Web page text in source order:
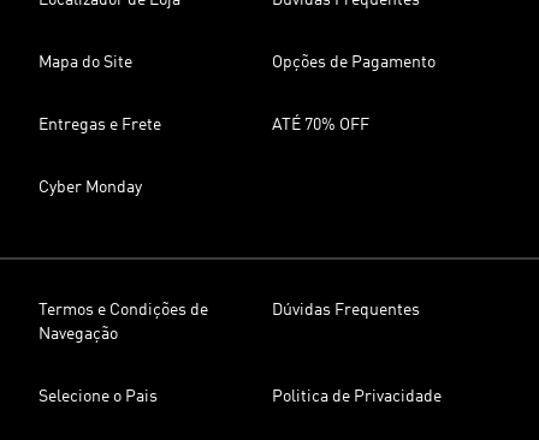
Mapa do Site Opções de Pagamento
Entregas e Frete ATÉ 70% OFF
Cyber Monday
Termos e Condições de
Navegação
Dúvidas Frequentes
Selecione o Pais Politica de Privacidade